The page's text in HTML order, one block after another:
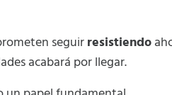
seguirresistiendo
acabará por llegar.